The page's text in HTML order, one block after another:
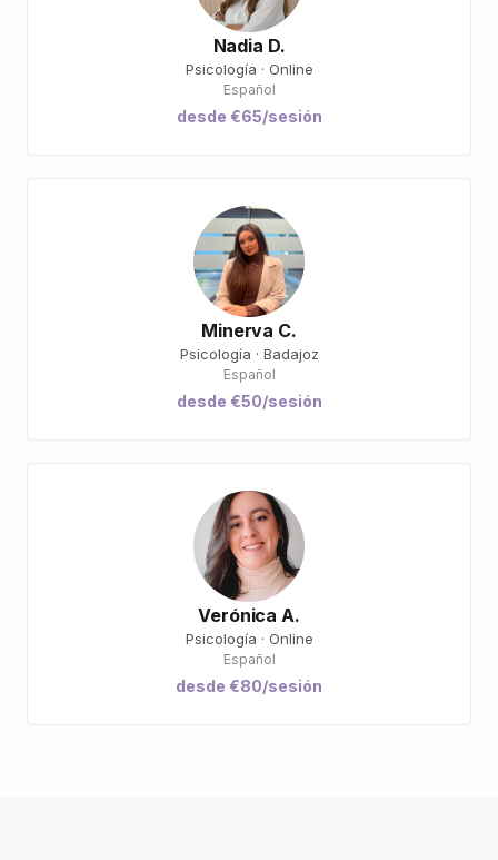
Nadia D.
Psicología · Online
Español
desde €65/sesión
Minerva C.
Psicología · Badajoz
Español
desde €50/sesión
Verónica A.
Psicología · Online
Español
desde €80/sesión